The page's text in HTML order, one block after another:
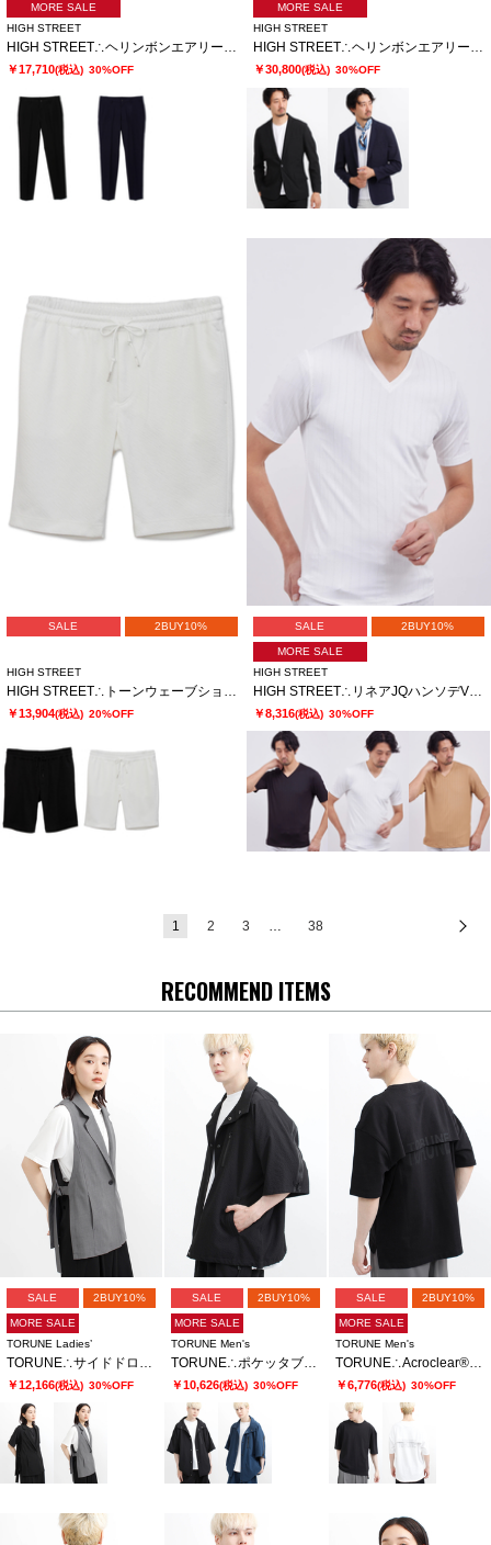
MORE SALE
HIGH STREET
HIGH STREET∴ヘリンボンエアリーサッカーイージーPT
￥17,710(税込) 30%OFF
MORE SALE
HIGH STREET
HIGH STREET∴ヘリンボンエアリーサッカーJK
￥30,800(税込) 30%OFF
SALE 2BUY10%
HIGH STREET
￥13,904(税込) 20%OFF
SALE 2BUY10%
MORE SALE
HIGH STREET
￥8,316(税込) 30%OFF
1 2 3 … 38
RECOMMEND ITEMS
SALE 2BUY10%
MORE SALE
TORUNE Ladies’
TORUNE∴サイドドロストジレ
￥12,166(税込) 30%OFF
SALE 2BUY10%
MORE SALE
TORUNE Men's
TORUNE∴ポケッタブルドルマンシャツ
￥10,626(税込) 30%OFF
SALE 2BUY10%
MORE SALE
TORUNE Men's
TORUNE∴Acroclear®バックプリントTシャツ
￥6,776(税込) 30%OFF